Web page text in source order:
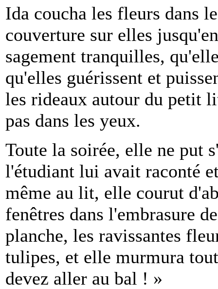
Ida coucha les fleurs dans
couverture sur elles
sagement tranquilles,
qu'elles guérissent et
les rideaux autour du petit
pas dans les yeux.
Toute la soirée, elle ne put
l'étudiant lui avait raconté
même au lit, elle courut
fenêtres dans l'embrasure
planche, les ravissantes
tulipes, et elle murmura
devez aller au bal ! »